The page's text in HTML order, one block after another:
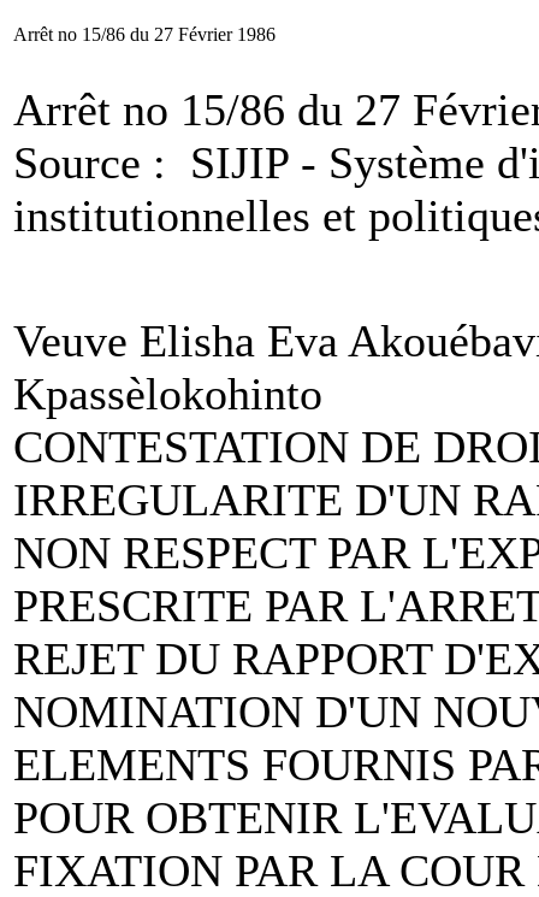
Arrêt no 15/86 du 27 Février 1986
Arrêt no 15/86 du 27
Source : SIJIP - Système
institutionnelles et
Veuve Elisha Eva
Kpassèlokohinto
CONTESTATION DE
IRREGULARITE D'UN
NON RESPECT PAR
PRESCRITE PAR
REJET DU RAPPORT
NOMINATION D'UN
ELEMENTS FOURNIS
POUR OBTENIR
FIXATION PAR LA